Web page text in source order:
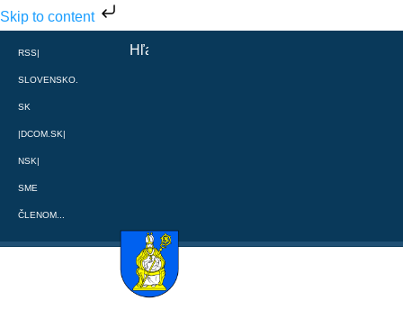
Skip to content
RSS|
SLOVENSKO.
SK
|DCOM.SK|
NSK|
SME
ČLENOM...